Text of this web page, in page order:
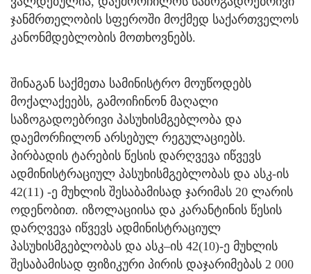
ჯანმრთელობის სფეროში მოქმედ საქართველოს
კანონმდებლობის მოთხოვნებს.
შინაგან საქმეთა სამინისტრო მოუწოდებს
მოქალაქეებს, გამოიჩინონ მაღალი
საზოგადოებრივი პასუხისმგებლობა და
დაემორჩილონ არსებულ რეგულაციებს.
პირბადის ტარების წესის დარღვევა იწვევს
ადმინისტრაციულ პასუხისმგებლობას და ასკ-ის
42(11) -ე მუხლის შესაბამისად ჯარიმას 20 ლარის
ოდენობით. იზოლაციისა და კარანტინის წესის
დარღვევა იწვევს ადმინისტრაციულ
პასუხისმგებლობას და ასკ–ის 42(10)-ე მუხლის
შესაბამისად ფიზიკური პირის დაჯარიმებას 2 000